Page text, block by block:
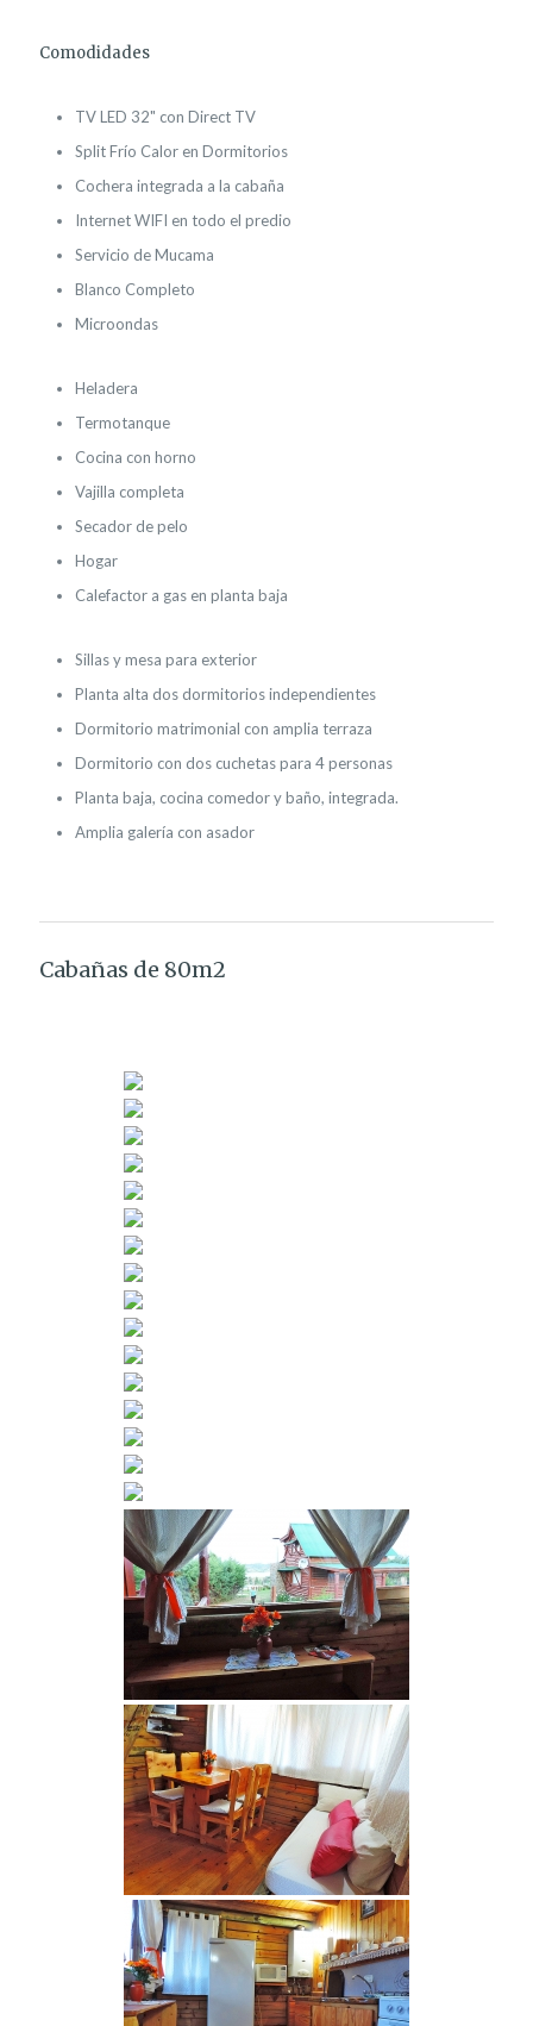
Comodidades
TV LED 32" con Direct TV
Split Frío Calor en Dormitorios
Cochera integrada a la cabaña
Internet WIFI en todo el predio
Servicio de Mucama
Blanco Completo
Microondas
Heladera
Termotanque
Cocina con horno
Vajilla completa
Secador de pelo
Hogar
Calefactor a gas en planta baja
Sillas y mesa para exterior
Planta alta dos dormitorios independientes
Dormitorio matrimonial con amplia terraza
Dormitorio con dos cuchetas para 4 personas
Planta baja, cocina comedor y baño, integrada.
Amplia galería con asador
Cabañas de 80m2